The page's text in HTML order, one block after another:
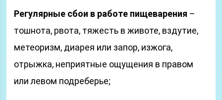
Регулярные сбои в работе пищеварения –
тошнота, рвота, тяжесть в животе, вздутие,
метеоризм, диарея или запор, изжога,
отрыжка, неприятные ощущения в правом
или левом подреберье;